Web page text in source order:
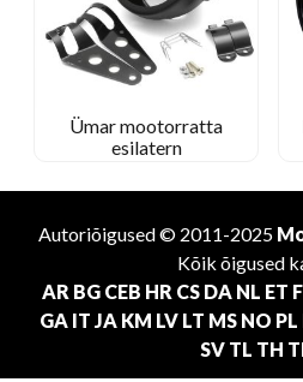
Ümar mootorratta
esilatern
Autoriõigused © 2011-2025
Kõik õigused
AR BG CEB HR CS DA NL ET
GA IT JA KM LV LT MS NO PL
SV TL TH